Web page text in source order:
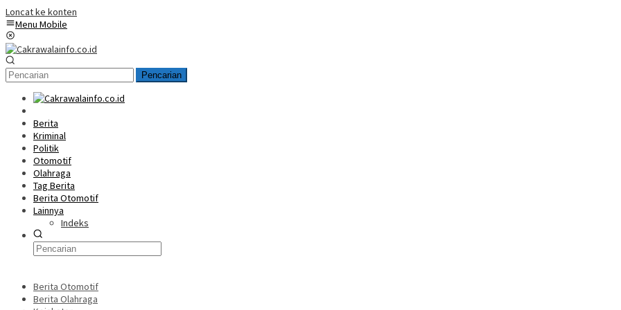
Loncat ke konten
Menu Mobile
Pencarian
Berita
Kriminal
Politik
Otomotif
Olahraga
Tag Berita
Berita Otomotif
Lainnya
Indeks
Berita Otomotif
Berita Olahraga